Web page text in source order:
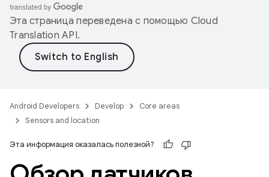
Эта страница переведена с помощью Cloud
Translation API.
Android Developers Develop
Core areas
Sensors and location
Эта информация оказалась полезной?